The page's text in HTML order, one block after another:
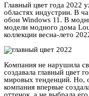
Главный цвет года 2022
областях индустрии. В
обои Windows 11. В
модели модного дома
коллекции весна-лето
Компания не нарушила
создавала главный цвет
мировых тенденций. Но,
компания впервые